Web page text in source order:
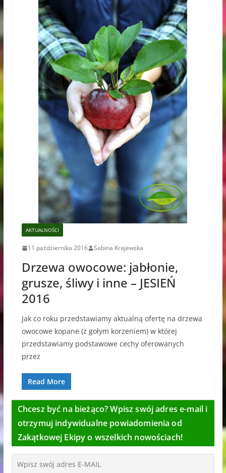
AKTUALNOŚCI
11 października 2016 Sabina Krajewska
Drzewa owocowe: jabłonie,
grusze, śliwy i inne – JESIEŃ
2016
Jak co roku przedstawiamy aktualną ofertę na drzewa
owocowe kopane (z gołym korzeniem) w której
przedstawiamy podstawowe cechy oferowanych
przez
Read More
Chcesz być na bieżąco? Wpisz swój adres e-mail i
otrzymuj indywidualne powiadomienia od
Zakątkowej Ekipy o wszelkich nowościach!